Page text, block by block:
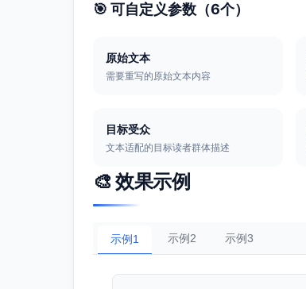
🎯 可自定义参数（6个）
原始文本
需要重写的原始文本内容
目标受众
文本适配的目标读者群体描述
🎨 效果示例
示例1 示例2 示例3